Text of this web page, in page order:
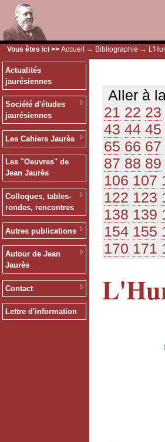
Vous êtes ici >> Accueil → Bibliographie →
Actualités
jaurésiennes
Société d'études
jaurésiennes
Les Cahiers Jaurès
Les "Oeuvres" de
Jean Jaurès
Colloques, tables-
rondes, rencontres
Autres publications
Autour de Jean
Jaurès
Contact
Lettre d'information
Aller à
21 22 23
43 44 45
65 66 67
87 88 89
106 107
122 123
138 139
154 155
170 171